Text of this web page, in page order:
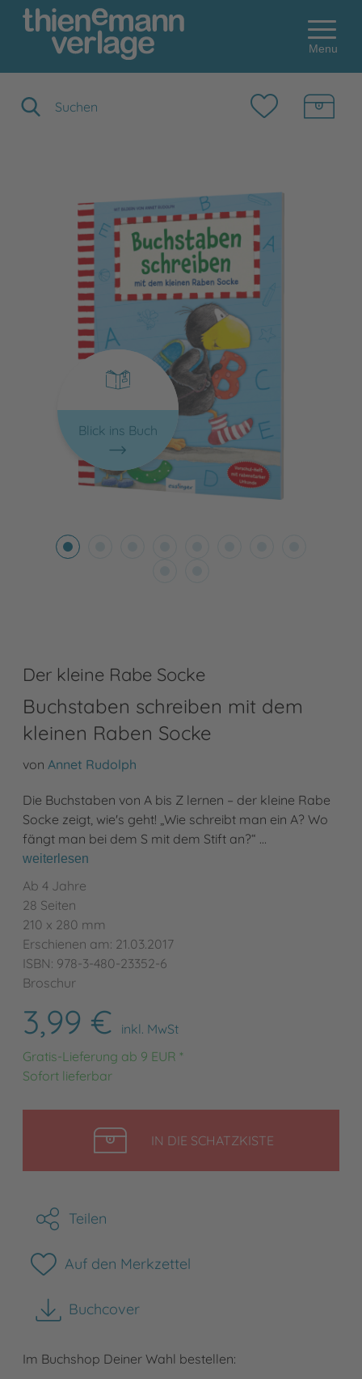
Menu
Blick ins Buch
Der kleine Rabe Socke
Buchstaben schreiben mit dem
kleinen Raben Socke
von Annet Rudolph
Die Buchstaben von A bis Z lernen – der kleine Rabe
Socke zeigt, wie's geht! „Wie schreibt man ein A? Wo
fängt man bei dem S mit dem Stift an?“ …
weiterlesen
Ab 4 Jahre
28 Seiten
210 x 280 mm
Erschienen am: 21.03.2017
ISBN: 978-3-480-23352-6
Broschur
3,99 €
inkl. MwSt
Gratis-Lieferung ab 9 EUR *
Sofort lieferbar
IN DIE SCHATZKISTELEGEN
Teilen
Auf den Merkzettel
Buchcover
herunterladen
Im Buchshop Deiner Wahl bestellen: